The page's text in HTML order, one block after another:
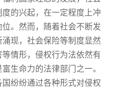
的兴起，在一定程度上冲
。然而，随着社会不断发
现，社会保险等制度显然
情形，侵权行为法依然有
生命力的法律部门之一。
纷纷通过各种形式对侵权